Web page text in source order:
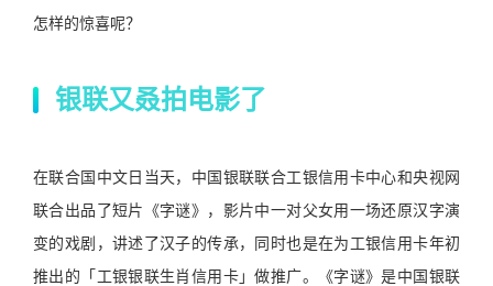
怎样的惊喜呢？
银联又叒拍电影了
在联合国中文日当天，中国银联联合工银信用卡中心和央视网
联合出品了短片《字谜》，影片中一对父女用一场还原汉字演
变的戏剧，讲述了汉子的传承，同时也是在为工银信用卡年初
推出的「工银银联生肖信用卡」做推广。《字谜》是中国银联